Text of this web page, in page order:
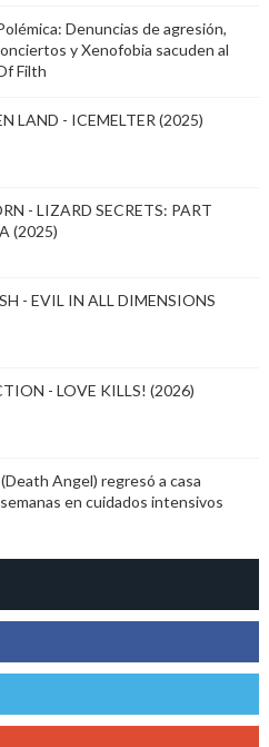
Denuncias de agresión,
y Xenofobia sacuden al
Filth
LAND - ICEMELTER (2025)
- LIZARD SECRETS: PART
(2025)
- EVIL IN ALL DIMENSIONS
- LOVE KILLS! (2026)
Angel) regresó a casa
en cuidados intensivos